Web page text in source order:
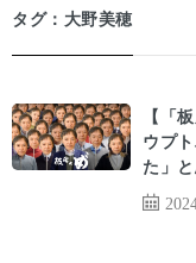
タグ：大野美穂
【「
ウプ
た」